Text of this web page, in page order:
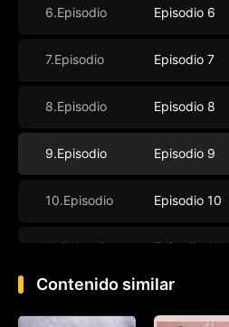
6.Episodio Episodio 6
7.Episodio Episodio 7
8.Episodio Episodio 8
9.Episodio Episodio 9
10.Episodio Episodio 10
11.Episodio Episodio 11
12.Episodio Episodio 12
Contenido similar